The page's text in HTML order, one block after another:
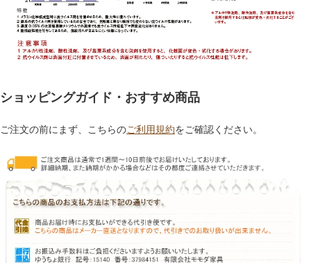
ショッピングガイド・おすすめ商品
ご注文の前にまず、こちらのご利用規約をご確認ください。